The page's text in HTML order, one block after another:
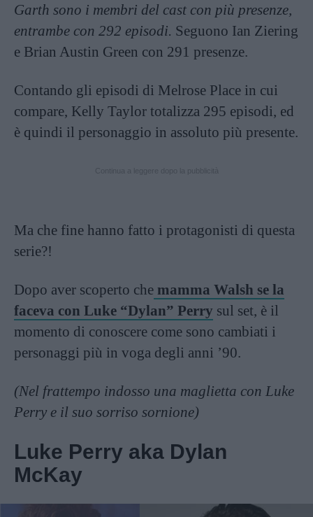
Garth sono i membri del cast con più presenze,
entrambe con 292 episodi. Seguono Ian Ziering
e Brian Austin Green con 291 presenze.
Contando gli episodi di Melrose Place in cui
compare, Kelly Taylor totalizza 295 episodi, ed
è quindi il personaggio in assoluto più presente.
Ma che fine hanno fatto i protagonisti di questa
serie?!
Dopo aver scoperto che mamma Walsh se la
faceva con Luke “Dylan” Perry sul set, è il
momento di conoscere come sono cambiati i
personaggi più in voga degli anni ’90.
(Nel frattempo indosso una maglietta con Luke
Perry e il suo sorriso sornione)
Luke Perry aka Dylan
McKay